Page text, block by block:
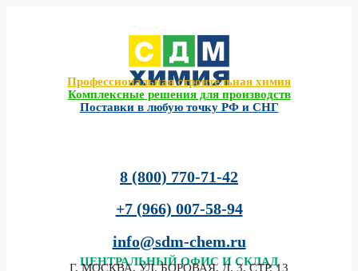
Профессиональная строительная химия
Комплексные решения для производств
Поставки в любую точку РФ и СНГ
8 (800) 770-71-42
+7 (966) 007-58-94
info@sdm-chem.ru
ЦЕНТРАЛЬНЫЙ ОФИС И СКЛАД
Г. МОСКВА, УЛ. БОРОВАЯ, Д. 3, СТР. 13